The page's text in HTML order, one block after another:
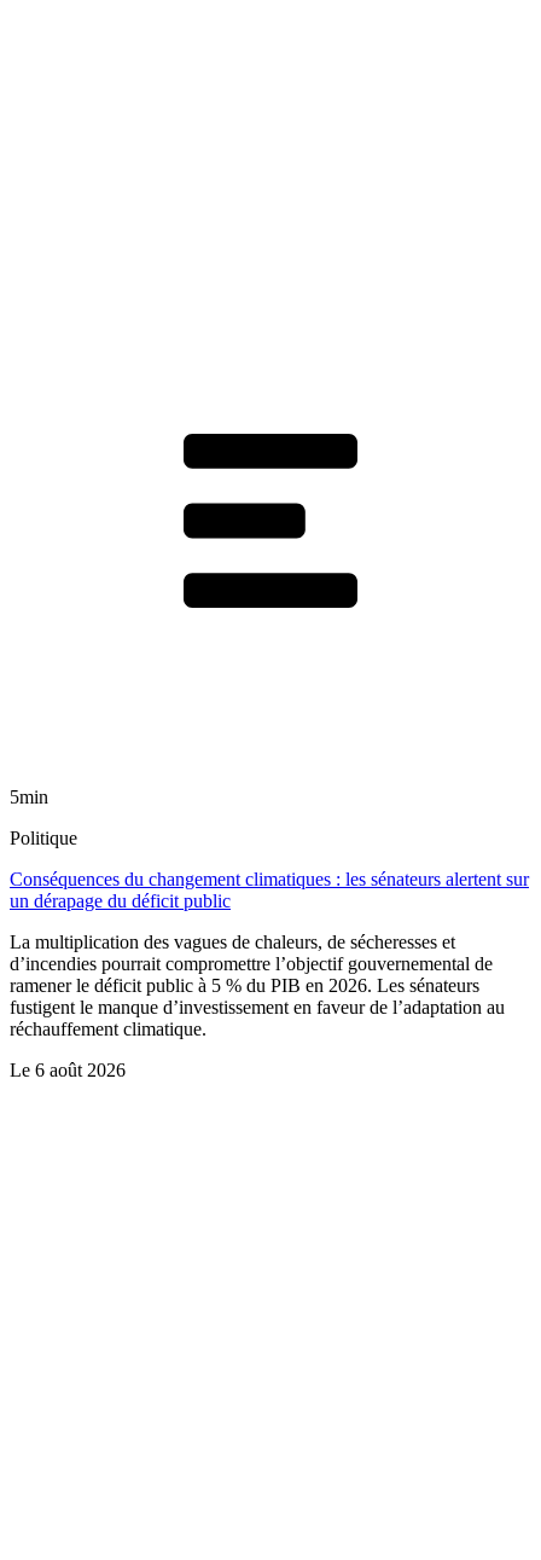
5min
Politique
Conséquences du changement climatiques : les sénateurs alertent sur
un dérapage du déficit public
La multiplication des vagues de chaleurs, de sécheresses et
d’incendies pourrait compromettre l’objectif gouvernemental de
ramener le déficit public à 5 % du PIB en 2026. Les sénateurs
fustigent le manque d’investissement en faveur de l’adaptation au
réchauffement climatique.
Le 6 août 2026